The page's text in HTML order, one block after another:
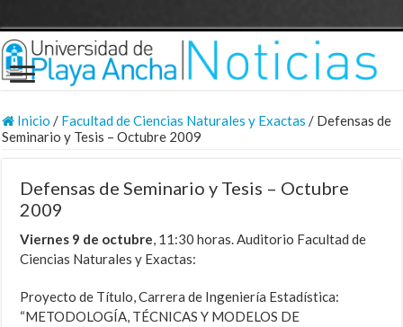
Inicio / Facultad de Ciencias Naturales y Exactas / Defensas de
Seminario y Tesis – Octubre 2009
Defensas de Seminario y Tesis – Octubre
2009
Viernes 9 de octubre, 11:30 horas. Auditorio Facultad de
Ciencias Naturales y Exactas:
Proyecto de Título, Carrera de Ingeniería Estadística:
“METODOLOGÍA, TÉCNICAS Y MODELOS DE